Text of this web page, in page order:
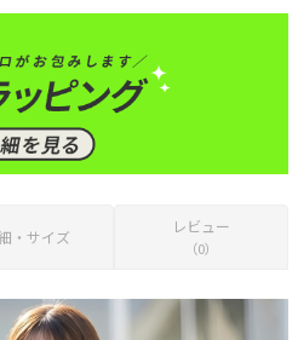
・サイズ
レビュー
（0）